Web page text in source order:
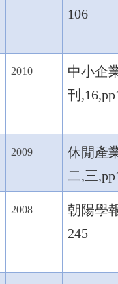
106
2010
中小企
刊
2009
休閒產
二,三
2008
朝陽學
245